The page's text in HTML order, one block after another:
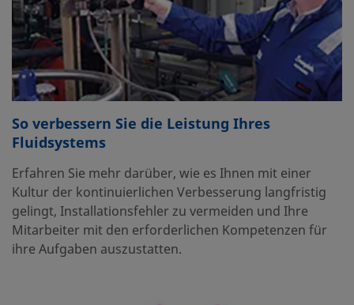
So verbessern Sie die Leistung Ihres
Fluidsystems
Erfahren Sie mehr darüber, wie es Ihnen mit einer
Kultur der kontinuierlichen Verbesserung langfristig
gelingt, Installationsfehler zu vermeiden und Ihre
Mitarbeiter mit den erforderlichen Kompetenzen für
ihre Aufgaben auszustatten.